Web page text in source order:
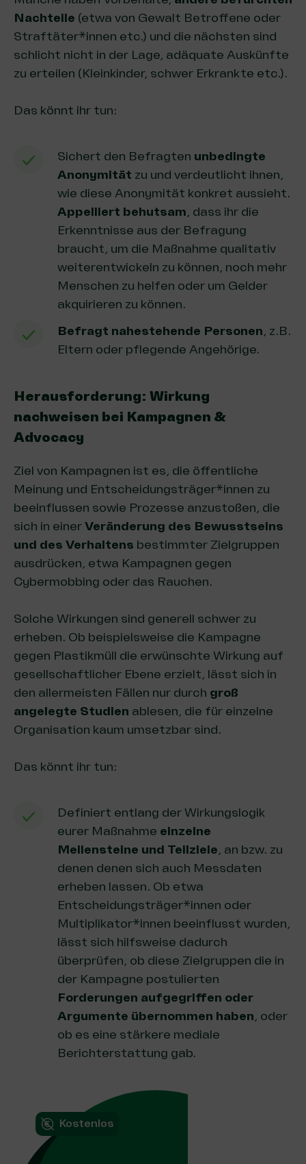
Nachteile (etwa von Gewalt Betroffene oder
Straftäter*innen etc.) und die nächsten sind
schlicht nicht in der Lage, adäquate Auskünfte
zu erteilen (Kleinkinder, schwer Erkrankte etc.).
Das könnt ihr tun:
Sichert den Befragten unbedingte
Anonymität zu und verdeutlicht ihnen,
wie diese Anonymität konkret aussieht.
Appelliert behutsam, dass ihr die
Erkenntnisse aus der Befragung
braucht, um die Maßnahme qualitativ
weiterentwickeln zu können, noch mehr
Menschen zu helfen oder um Gelder
akquirieren zu können.
Befragt nahestehende Personen, z.B.
Eltern oder pflegende Angehörige.
Herausforderung: Wirkung
nachweisen bei Kampagnen &
Advocacy
Ziel von Kampagnen ist es, die öffentliche
Meinung und Entscheidungsträger*innen zu
beeinflussen sowie Prozesse anzustoßen, die
sich in einerVeränderung des Bewusstseins
und des Verhaltens bestimmter Zielgruppen
ausdrücken, etwa Kampagnen gegen
Cybermobbing oder das Rauchen.
Solche Wirkungen sind generell schwer zu
erheben. Ob beispielsweise die Kampagne
gegen Plastikmüll die erwünschte Wirkung auf
gesellschaftlicher Ebene erzielt, lässt sich in
den allermeisten Fällen nur durch groß
angelegte Studien ablesen, die für einzelne
Organisation kaum umsetzbar sind.
Das könnt ihr tun:
Definiert entlang der Wirkungslogik
eurer Maßnahme einzelne
Meilensteine und Teilziele, an bzw. zu
denen denen sich auch Messdaten
erheben lassen. Ob etwa
Entscheidungsträger*innen oder
Multiplikator*innen beeinflusst wurden,
lässt sich hilfsweise dadurch
überprüfen, ob diese Zielgruppen die in
der Kampagne postulierten
Forderungen aufgegriffen oder
Argumente übernommen haben, oder
ob es eine stärkere mediale
Berichterstattung gab.
Kostenlos